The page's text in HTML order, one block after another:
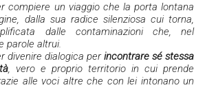
compiere un viaggio che la porta lontana
dalla sua radice silenziosa cui torna,
dalle contaminazioni che, nel
parole altrui.
divenire dialogica perincontrare sé stessa
, vero e proprio territorio in cui prende
alle voci altre che con lei intonano un